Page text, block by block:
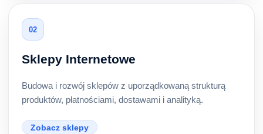
02
Sklepy Internetowe
Budowa i rozwój sklepów z uporządkowaną strukturą
produktów, płatnościami, dostawami i analityką.
Zobacz sklepy